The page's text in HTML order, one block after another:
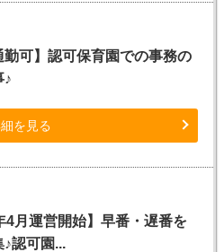
勤可】認可保育園での事務の
♪
を見る
4月運営開始】早番・遅番を
♪認可園...